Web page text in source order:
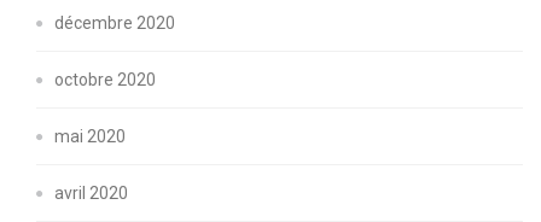
décembre 2020
octobre 2020
mai 2020
avril 2020